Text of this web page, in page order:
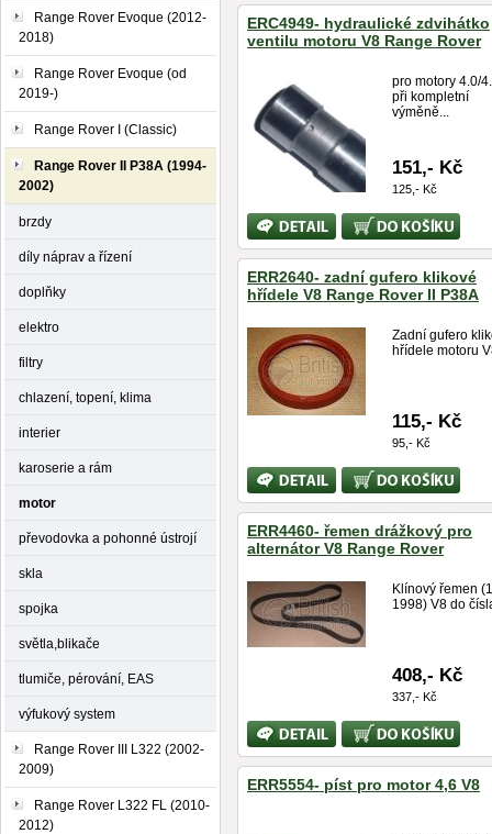
Range Rover Evoque (2012-
2018)
Range Rover Evoque (od
2019-)
Range Rover I (Classic)
Range Rover II P38A (1994-
2002)
brzdy
díly náprav a řízení
doplňky
elektro
filtry
chlazení, topení, klima
interier
karoserie a rám
motor
převodovka a pohonné ústrojí
skla
spojka
světla,blikače
tlumiče, pérování, EAS
výfukový system
Range Rover III L322 (2002-
2009)
Range Rover L322 FL (2010-
2012)
ERC4949- hydraulické zdvihátko
ventilu motoru V8 Range Rover
pro motory 4.0/
při kompletní
výměně...
151,- Kč
125,- Kč
Bližší
informace
Koupit
ERR2640- zadní gufero klikové
hřídele V8 Range Rover II P38A
Zadní gufero
hřídele motoru
115,- Kč
95,- Kč
Bližší
informace
Koupit
ERR4460- řemen drážkový pro
alternátor V8 Range Rover
Klínový řemen
1998) V8 do
408,- Kč
337,- Kč
Bližší
informace
Koupit
ERR5554- píst pro motor 4,6 V8